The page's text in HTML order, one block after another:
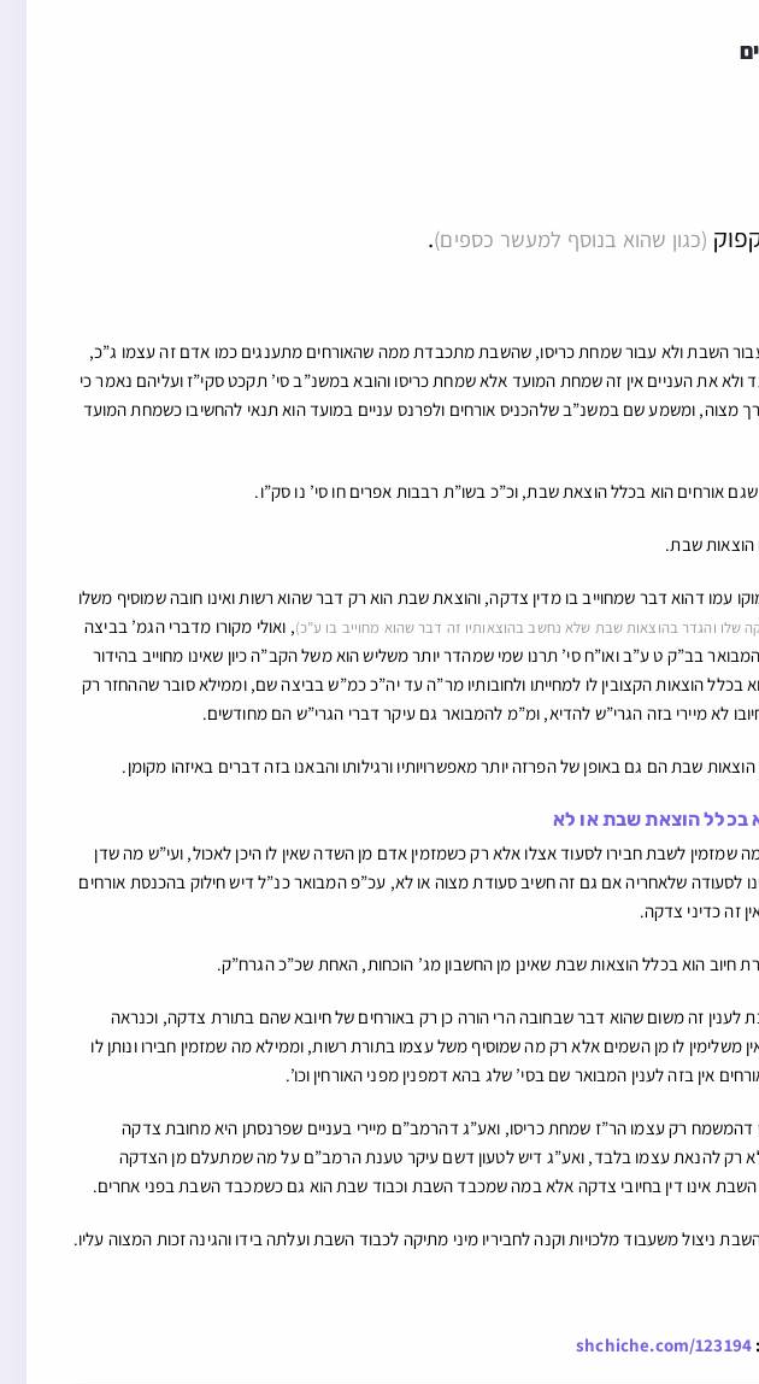
(כגון שהוא בנוסף למעשר כספים).
השבת ולא עבור שמחת כריסו, שהשבת מתכבדת ממה שהאורחים מתענגים כמו אדם זה עצמו ג”כ,
את העניים אין זה שמחת המועד אלא שמחת כריסו והובא במשנ”ב סי’ תקכט סקי”ז ועליהם נאמר כי
מצוה, ומשמע שם במשנ”ב שלהכניס אורחים ולפרנס עניים במועד הוא תנאי להחשיבו כשמחת המועד
אורחים הוא בכלל הוצאת שבת, וכ”כ בשו”ת רבבות אפרים חו סי’ נו סק”ו.
הוצאות שבת.
עמו דהוא דבר שמחוייב בו מדין צדקה, והוצאת שבת הוא רק דבר שהוא רשות ואינו חובה שמוסיף משלו
שלו והגדר בהוצאות שבת שלא נחשב בהוצאותיו זה דבר שהוא מחוייב בו ע”כ), ואולי מקורו מדברי הגמ’ בביצה
בב”ק ט ע”ב ואו”ח סי’ תרנו שמי שמהדר יותר משליש הוא משל הקב”ה כיון שאינו מחוייב בהידור
בכלל הוצאות הקצובין לו למחייתו ולחובותיו מר”ה עד יה”כ כמ”ש בביצה שם, וממילא סובר שההחזר רק
לא מיירי בזה הגרי”ש להדיא, ומ”מ להמבואר גם עיקר דברי הגרי”ש הם מחודשים.
שבת הם גם באופן של הפרזה יותר מאפשרויותיו ורגילותו והבאנו בזה דברים באיזהו מקומן.
בכלל הוצאת שבת או לא
שמזמין לשבת חבירו לסעוד אצלו אלא רק כשמזמין אדם מן השדה שאין לו היכן לאכול, ועי”ש מה שדן
לסעודה שלאחריה אם גם זה חשיב סעודת מצוה או לא, עכ”פ המבואר כנ”ל דיש חילוק בהכנסת אורחים
זה כדיני צדקה.
חיוב הוא בכלל הוצאות שבת שאינן מן החשבון מג’ הוכחות, האחת שכ”כ הגרח”ק.
זה משום שהוא דבר שבחובה הרי הורה כן רק באורחים של חיובא שהם בתורת צדקה, וכנראה
לו מן השמים אלא רק מה שמוסיף משל עצמו בתורת רשות, וממילא מה שמזמין חבירו ונותן לו
אין בזה לענין המבואר שם בסי’ שלג בהא דמפנין מפני האורחין וכו’.
רק עצמו הר”ז שמחת כריסו, ואע”ג דהרמב”ם מיירי בעניים שפרנסתן היא מחובת צדקה
רק להנאת עצמו בלבד, ואע”ג דיש לטעון דשם עיקר טענת הרמב”ם על מה שמתעלם מן הצדקה
אינו דין בחיובי צדקה אלא במה שמכבד השבת וכבוד שבת הוא גם כשמכבד השבת בפני אחרים.
ניצול משעבוד מלכויות וקנה לחביריו מיני מתיקה לכבוד השבת ועלתה בידו והגינה זכות המצוה עליו.
shchiche.com/123194